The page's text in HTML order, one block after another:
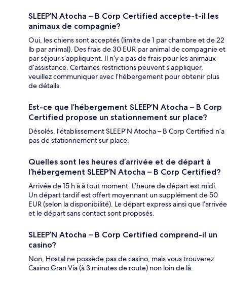
SLEEP’N Atocha – B Corp Certified accepte-t-il les
animaux de compagnie?
Oui, les chiens sont acceptés (limite de 1 par chambre et de 22
lb par animal). Des frais de 30 EUR par animal de compagnie et
par séjour s’appliquent. Il n’y a pas de frais pour les animaux
d’assistance. Certaines restrictions peuvent s’appliquer,
veuillez communiquer avec l’hébergement pour obtenir plus
de détails.
Est-ce que l’hébergement SLEEP’N Atocha – B Corp
Certified propose un stationnement sur place?
Désolés, l’établissement SLEEP’N Atocha – B Corp Certified n’a
pas de stationnement sur place.
Quelles sont les heures d’arrivée et de départ à
l’hébergement SLEEP’N Atocha – B Corp Certified?
Arrivée de 15 h à à tout moment. L’heure de départ est midi.
Un départ tardif est offert moyennant un supplément de 50
EUR (selon la disponibilité). Le départ express ainsi que l’arrivée
et le départ sans contact sont proposés.
SLEEP’N Atocha – B Corp Certified comprend-il un
casino?
Non, Hostal ne possède pas de casino, mais vous trouverez
Casino Gran Via (à 3 minutes de route) non loin de là.